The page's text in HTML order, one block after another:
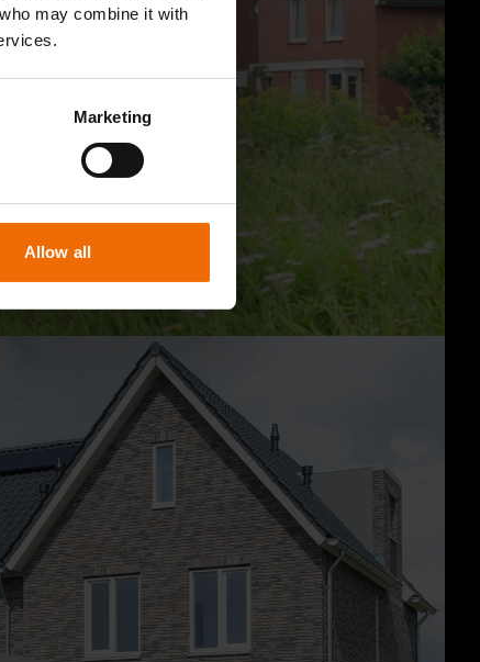
may combine it with
Marketing
Allow all